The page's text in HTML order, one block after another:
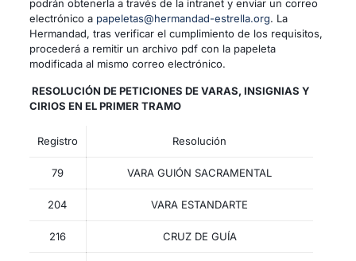
podrán obtenerla a través de la intranet y enviar un correo
electrónico a papeletas@hermandad-estrella.org. La
Hermandad, tras verificar el cumplimiento de los requisitos,
procederá a remitir un archivo pdf con la papeleta
modificada al mismo correo electrónico.
RESOLUCIÓN DE PETICIONES DE VARAS, INSIGNIAS Y
CIRIOS EN EL PRIMER TRAMO
Registro Resolución
79 VARA GUIÓN SACRAMENTAL
204 VARA ESTANDARTE
216 CRUZ DE GUÍA